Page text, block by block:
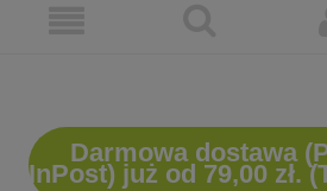
Darmowa dostawa
InPost) już od 79,00 zł.